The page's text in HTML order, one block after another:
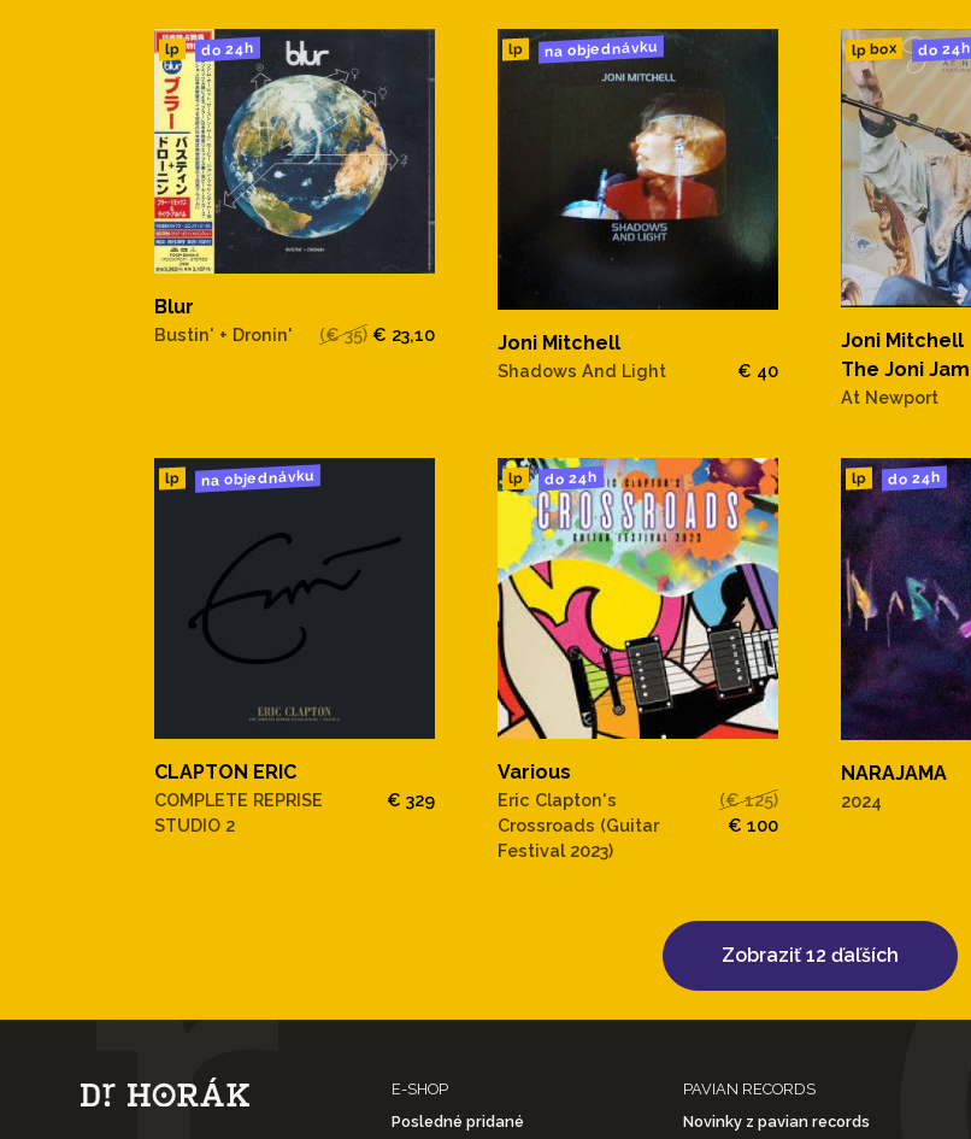
lp do 24h
Blur
Bustin' + Dronin' (€ 35) € 23,10
lp na objednávku
Joni Mitchell
Shadows And Light € 40
lp box do 24h
Joni Mitchell
The Joni Jam
At Newport
lp na objednávku
CLAPTON ERIC
COMPLETE REPRISE
STUDIO 2
€ 329
lp do 24h
Various
Eric Clapton's
Crossroads (Guitar
Festival 2023)
(€ 125)
€ 100
lp do 24h
NARAJAMA
2024
Zobraziť 12 ďaľších
E-SHOP
Posledné pridané
PAVIAN RECORDS
Novinky z pavian records